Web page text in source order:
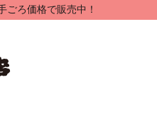
ろ価格で販売中！